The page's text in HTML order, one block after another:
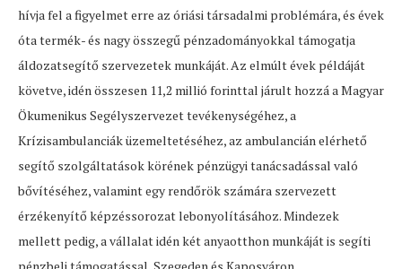
hívja fel a figyelmet erre az óriási társadalmi problémára, és évek
óta termék- és nagy összegű pénzadományokkal támogatja
áldozatsegítő szervezetek munkáját. Az elmúlt évek példáját
követve, idén összesen 11,2 millió forinttal járult hozzá a Magyar
Ökumenikus Segélyszervezet tevékenységéhez, a
Krízisambulanciák üzemeltetéséhez, az ambulancián elérhető
segítő szolgáltatások körének pénzügyi tanácsadással való
bővítéséhez, valamint egy rendőrök számára szervezett
érzékenyítő képzéssorozat lebonyolításához. Mindezek
mellett pedig, a vállalat idén két anyaotthon munkáját is segíti